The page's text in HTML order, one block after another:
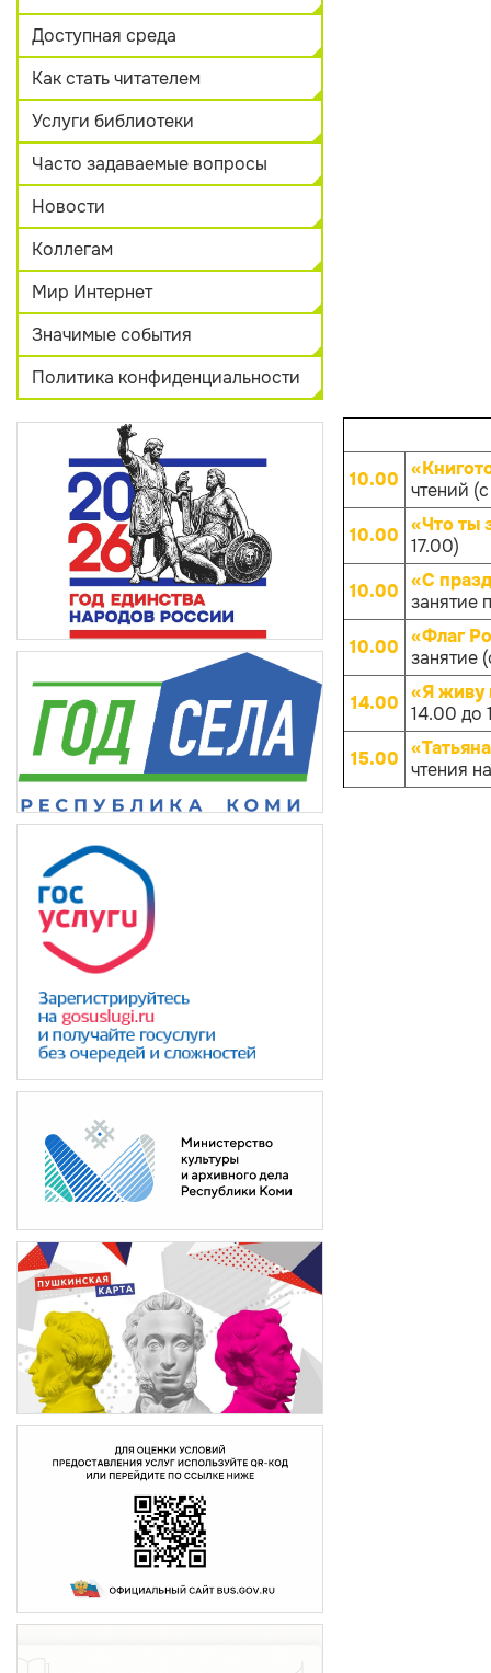
Доступная среда
Как стать читателем
Услуги библиотеки
Часто задаваемые вопросы
Новости
Коллегам
Мир Интернет
Значимые события
Политика конфиденциальности
10.00 чтений
10.00 «Что ты
17.00)
10.00 «С
занятие
10.00 «Флаг
занятие
14.00 «Я живу
14.00 до
15.00 чтения